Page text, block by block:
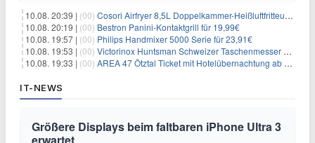
10.08. 20:39 | (00) Cosori Airfryer 8,5L Doppelkammer-Heißluftfritteuse mit Sichtfenster für 139,94€
10.08. 20:19 | (00) Bestron Panini-Kontaktgrill für 19,99€
10.08. 19:57 | (00) Philips Handmixer 5000 Serie für 23,91€
10.08. 19:53 | (00) Victorinox Huntsman Schweizer Taschenmesser mit 15 Funktionen für 31,65€
10.08. 19:33 | (00) AREA 47 Ötztal Ticket mit Hotelübernachtung ab 109€ p.P.
IT-NEWS
Größere Displays beim faltbaren iPhone Ultra 3